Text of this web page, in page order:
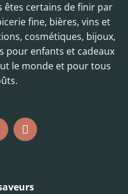
êtes certains de finir par
fine, bières, vins et
cosmétiques, bijoux,
pour enfants et cadeaux
le monde et pour tous